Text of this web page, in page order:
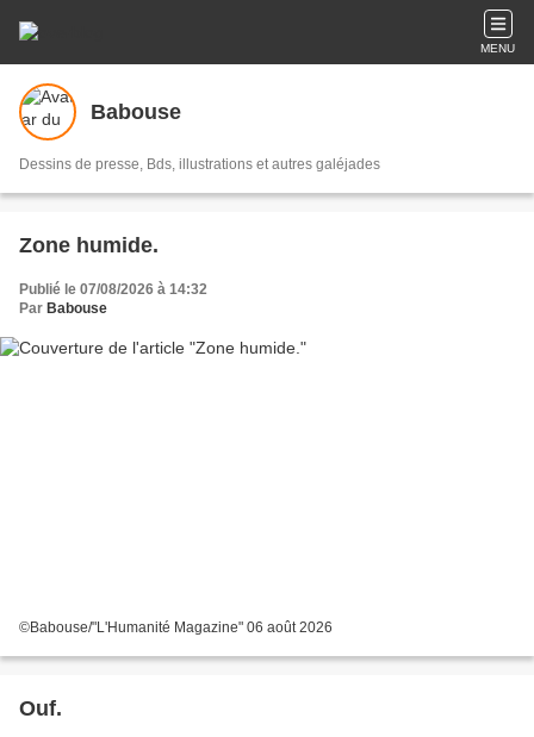
MENU
Babouse
Dessins de presse, Bds, illustrations et autres galéjades
Zone humide.
Publié le 07/08/2026 à 14:32
Par Babouse
©Babouse/"L'Humanité Magazine" 06 août 2026
Ouf.